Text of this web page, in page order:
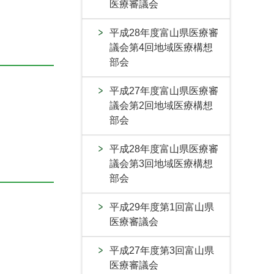
医療審議会
平成28年度富山県医療審
議会第4回地域医療構想
部会
平成27年度富山県医療審
議会第2回地域医療構想
部会
平成28年度富山県医療審
議会第3回地域医療構想
部会
平成29年度第1回富山県
医療審議会
平成27年度第3回富山県
医療審議会